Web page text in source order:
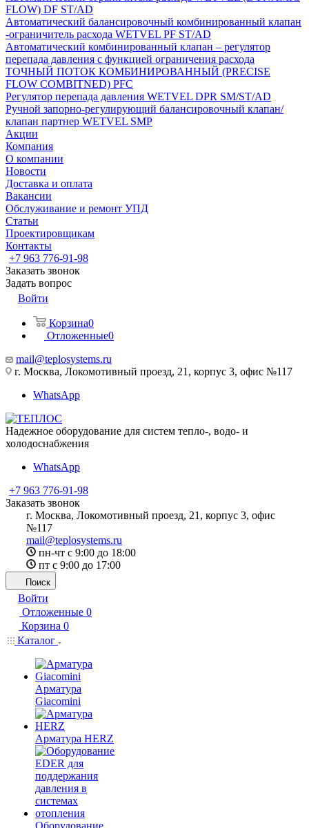
FLOW) DF ST/AD
Автоматический балансировочный комбинированный клапан
-ограничитель расхода WETVEL PF ST/AD
Автоматический комбинированный клапан – регулятор
перепада давления с функцией ограничения расхода
ТОЧНЫЙ ПОТОК КОМБИНИРОВАННЫЙ (PRECISE
FLOW COMBIТNED) PFC
Регулятор перепада давления WETVEL DPR SM/ST/AD
Ручной запорно-регулирующий балансировочный клапан/
клапан партнер WETVEL SMP
Акции
Компания
О компании
Новости
Доставка и оплата
Вакансии
Обслуживание и ремонт УПД
Статьи
Проектировщикам
Контакты
+7 963 776-91-98
Заказать звонок
Задать вопрос
Войти
Корзина0
Отложенные0
mail@teplosystems.ru
г. Москва, Локомотивный проезд, 21, корпус 3, офис №117
WhatsApp
Надежное оборудование для систем тепло-, водо- и
холодоснабжения
WhatsApp
+7 963 776-91-98
Заказать звонок
г. Москва, Локомотивный проезд, 21, корпус 3, офис
№117
mail@teplosystems.ru
пн-чт с 9:00 до 18:00
пт с 9:00 до 17:00
Поиск
Войти
Отложенные 0
Корзина 0
Каталог
Арматура
Giacomini
Арматура HERZ
Оборудование